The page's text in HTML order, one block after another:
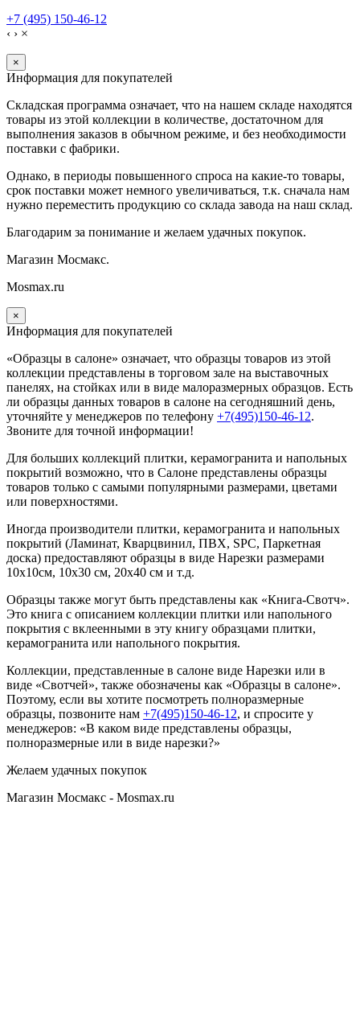
+7 (495) 150-46-12
‹ › ×
×
Информация для покупателей
Складская программа означает, что на нашем складе находятся
товары из этой коллекции в количестве, достаточном для
выполнения заказов в обычном режиме, и без необходимости
поставки с фабрики.
Однако, в периоды повышенного спроса на какие-то товары,
срок поставки может немного увеличиваться, т.к. сначала нам
нужно переместить продукцию со склада завода на наш склад.
Благодарим за понимание и желаем удачных покупок.
Магазин Мосмакс.
Mosmax.ru
×
Информация для покупателей
«Образцы в салоне» означает, что образцы товаров из этой
коллекции представлены в торговом зале на выставочных
панелях, на стойках или в виде малоразмерных образцов. Есть
ли образцы данных товаров в салоне на сегодняшний день,
уточняйте у менеджеров по телефону +7(495)150-46-12.
Звоните для точной информации!
Для больших коллекций плитки, керамогранита и напольных
покрытий возможно, что в Салоне представлены образцы
товаров только с самыми популярными размерами, цветами
или поверхностями.
Иногда производители плитки, керамогранита и напольных
покрытий (Ламинат, Кварцвинил, ПВХ, SPC, Паркетная
доска) предоставляют образцы в виде Нарезки размерами
10х10см, 10х30 см, 20х40 см и т.д.
Образцы также могут быть представлены как «Книга-Свотч».
Это книга с описанием коллекции плитки или напольного
покрытия с вклеенными в эту книгу образцами плитки,
керамогранита или напольного покрытия.
Коллекции, представленные в салоне виде Нарезки или в
виде «Свотчей», также обозначены как «Образцы в салоне».
Поэтому, если вы хотите посмотреть полноразмерные
образцы, позвоните нам +7(495)150-46-12, и спросите у
менеджеров: «В каком виде представлены образцы,
полноразмерные или в виде нарезки?»
Желаем удачных покупок
Магазин Мосмакс - Mosmax.ru